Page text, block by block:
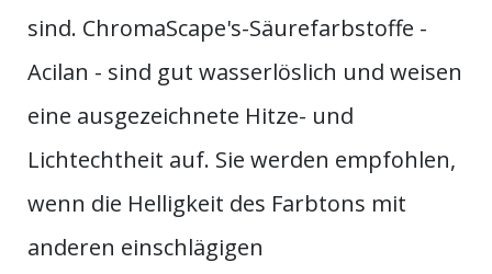
sind. ChromaScape's-Säurefarbstoffe -
Acilan - sind gut wasserlöslich und weisen
eine ausgezeichnete Hitze- und
Lichtechtheit auf. Sie werden empfohlen,
wenn die Helligkeit des Farbtons mit
anderen einschlägigen